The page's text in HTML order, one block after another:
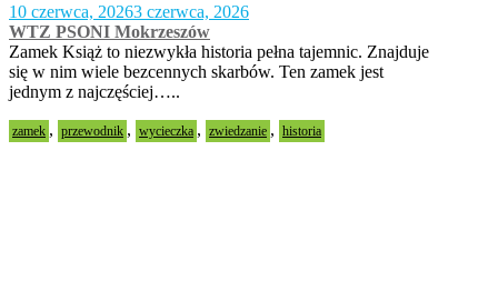
10 czerwca, 20263 czerwca, 2026
WTZ PSONI Mokrzeszów
Zamek Książ to niezwykła historia pełna tajemnic. Znajduje
się w nim wiele bezcennych skarbów. Ten zamek jest
jednym z najczęściej…..
zamek , przewodnik , wycieczka , zwiedzanie , historia